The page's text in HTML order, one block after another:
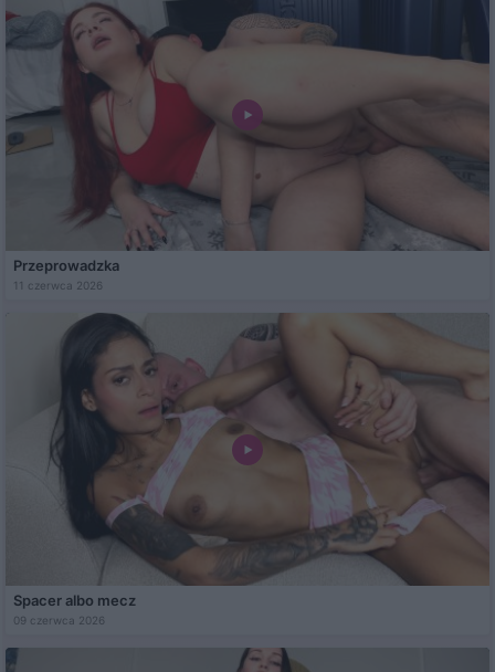
Przeprowadzka
11 czerwca 2026
Spacer albo mecz
09 czerwca 2026